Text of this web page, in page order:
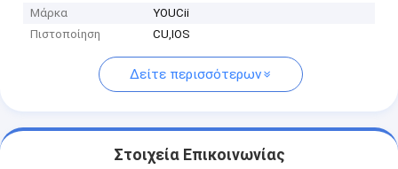
Μάρκα
YOUCii
Πιστοποίηση
CU,IOS
Δείτε περισσότερων
Στοιχεία Επικοινωνίας